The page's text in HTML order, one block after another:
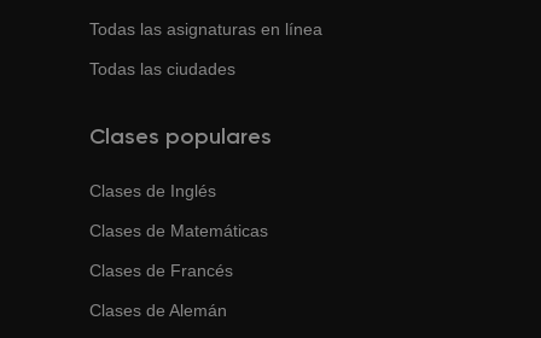
Todas las asignaturas en línea
Todas las ciudades
Clases populares
Clases de Inglés
Clases de Matemáticas
Clases de Francés
Clases de Alemán